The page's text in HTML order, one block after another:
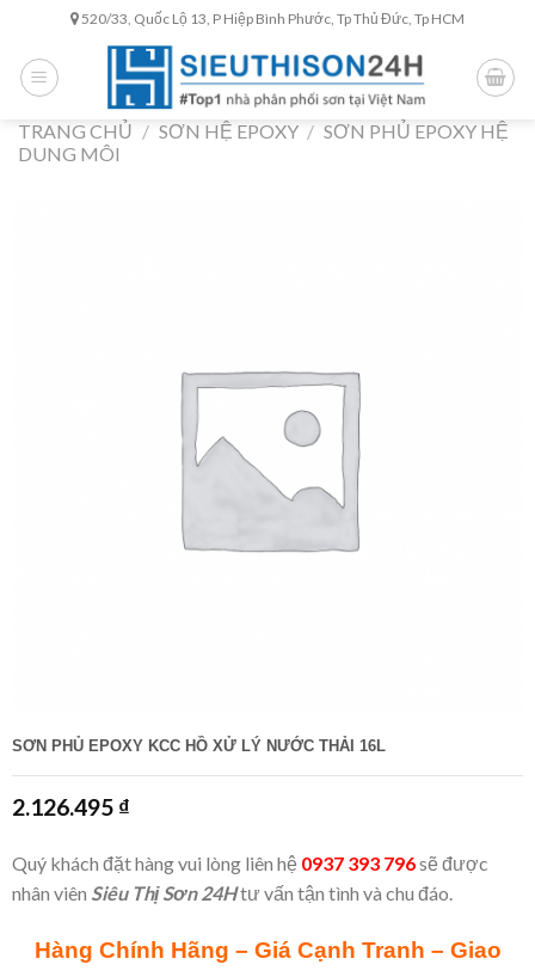
content
520/33, Quốc Lộ 13, P Hiệp Bình Phước, Tp Thủ Đức, Tp HCM
TRANG CHỦ / SƠN HỆ EPOXY / SƠN PHỦ EPOXY HỆ
DUNG MÔI
SƠN PHỦ EPOXY KCC HỒ XỬ LÝ NƯỚC THẢI 16L
2.126.495 ₫
Quý khách đặt hàng vui lòng liên hệ 0937 393 796sẽ được
nhân viên Siêu Thị Sơn 24Htư vấn tận tình và chu đáo.
Hàng Chính Hãng – Giá Cạnh Tranh – Giao